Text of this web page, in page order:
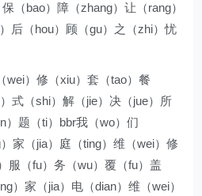
（bao）障（zhang）让（rang）
后（hou）顾（gu）之（zhi）忧
wei）修（xiu）套（tao）餐
式（shi）解（jie）决（jue）所
）题（ti）bbr我（wo）们
家（jia）庭（ting）维（wei）修
服（fu）务（wu）覆（fu）盖
）家（jia）电（dian）维（wei）